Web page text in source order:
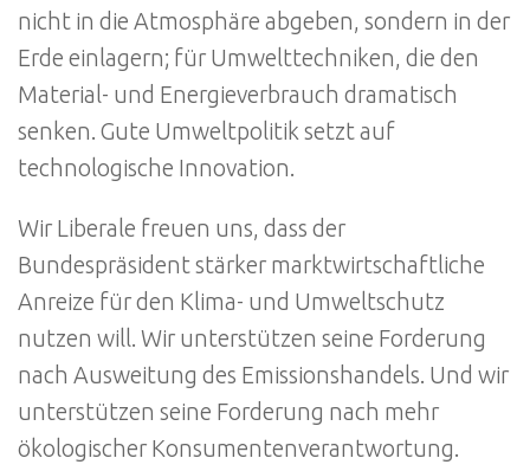
nicht in die Atmosphäre abgeben, sondern in der
Erde einlagern; für Umwelttechniken, die den
Material- und Energieverbrauch dramatisch
senken. Gute Umweltpolitik setzt auf
technologische Innovation.
Wir Liberale freuen uns, dass der
Bundespräsident stärker marktwirtschaftliche
Anreize für den Klima- und Umweltschutz
nutzen will. Wir unterstützen seine Forderung
nach Ausweitung des Emissionshandels. Und wir
unterstützen seine Forderung nach mehr
ökologischer Konsumentenverantwortung.